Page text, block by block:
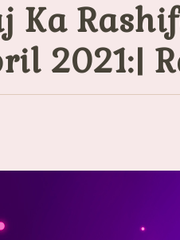
Ka
2021:|